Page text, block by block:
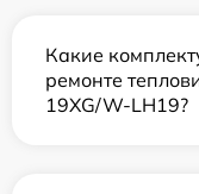
Какие
ремонте
19XG/W-LH19?